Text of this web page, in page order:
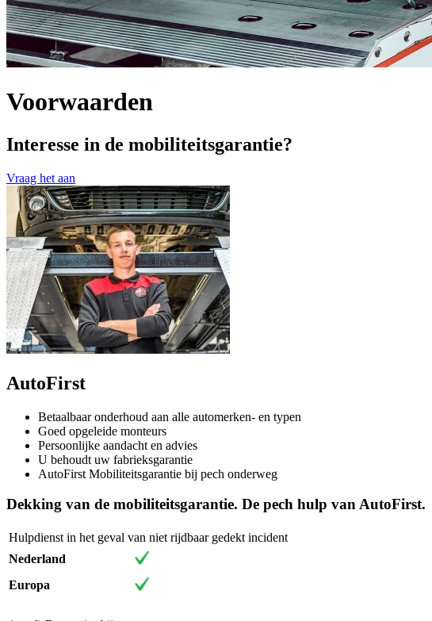
Voorwaarden
Interesse in de mobiliteitsgarantie?
Vraag het aan
AutoFirst
Betaalbaar onderhoud aan alle automerken- en typen
Goed opgeleide monteurs
Persoonlijke aandacht en advies
U behoudt uw fabrieksgarantie
AutoFirst Mobiliteitsgarantie bij pech onderweg
Dekking van de mobiliteitsgarantie. De pech hulp van AutoFirst.
Hulpdienst in het geval van niet rijdbaar gedekt incident
Nederland
Europa